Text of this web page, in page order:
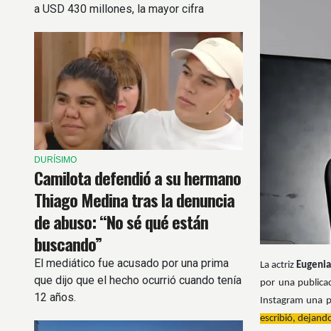
a USD 430 millones, la mayor cifra
DURÍSIMO
Camilota defendió a su hermano
Thiago Medina tras la denuncia
de abuso: “No sé qué están
buscando”
El mediático fue acusado por una prima
que dijo que el hecho ocurrió cuando tenía
12 años.
La actriz
por una
Instagram una
escribió,